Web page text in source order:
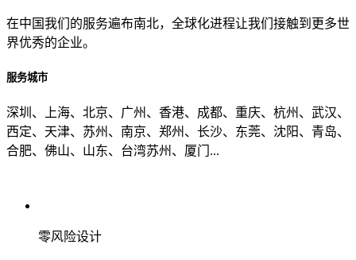
在中国我们的服务遍布南北，全球化进程让我们接触到更多世
界优秀的企业。
服务城市
深圳、上海、北京、广州、香港、成都、重庆、杭州、武汉、
西定、天津、苏州、南京、郑州、长沙、东莞、沈阳、青岛、
合肥、佛山、山东、台湾苏州、厦门...
零风险设计